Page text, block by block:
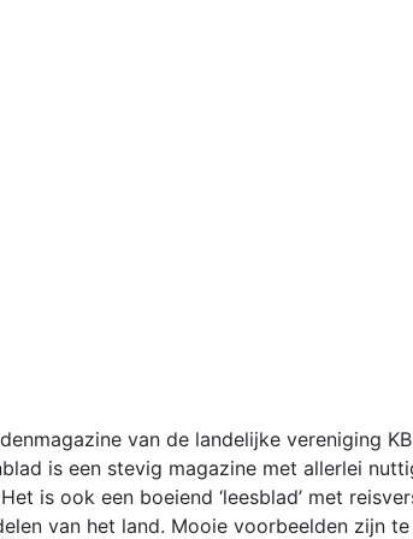
van de landelijke vereniging
is een stevig magazine met allerlei
is ook een boeiend ‘leesblad’ met
van het land. Mooie voorbeelden zijn